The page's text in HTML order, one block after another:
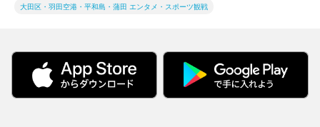
大田区・羽田空港・平和島・蒲田 エンタメ・スポーツ観戦